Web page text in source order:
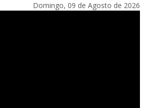
Domingo, 09 de Agosto de 2026